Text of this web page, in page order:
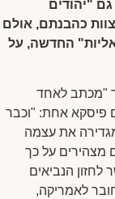
"יהודים
כהבנתם, אולם
החדשה, על
"מכתב לאחד
פיסקא אחת: "וכבר
את עצמה
מצהירים על כך
הנביאים
לאמריקה,